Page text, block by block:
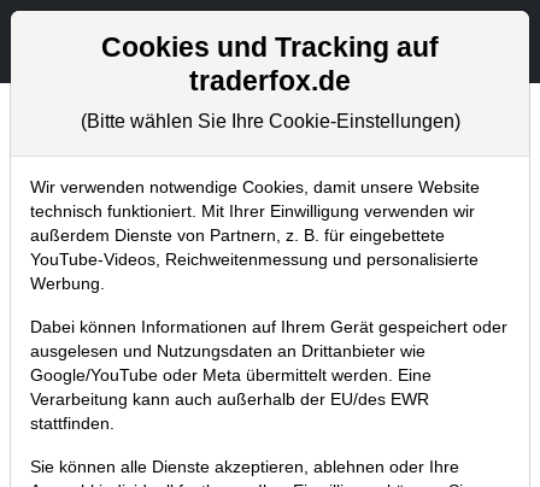
Aktien- und Artikelsuche
Börsenmagazine
Home Blog Börsenmagazine
aktien Magazin Nr. 13: Qualitäts-
Aktien, die einigermaßen günstig
sind!
06.07.2020 um 19:25 Uhr | TraderFox GmbH
Cookies und Tracking auf
traderfox.de
(Bitte wählen Sie Ihre Cookie-Einstellungen)
Wir verwenden notwendige Cookies, damit unsere Website
technisch funktioniert. Mit Ihrer Einwilligung verwenden wir
außerdem Dienste von Partnern, z. B. für eingebettete
YouTube-Videos, Reichweitenmessung und personalisierte
Werbung.
Dabei können Informationen auf Ihrem Gerät gespeichert oder
ausgelesen und Nutzungsdaten an Drittanbieter wie
Google/YouTube oder Meta übermittelt werden. Eine
Verarbeitung kann auch außerhalb der EU/des EWR
stattfinden.
Sie können alle Dienste akzeptieren, ablehnen oder Ihre